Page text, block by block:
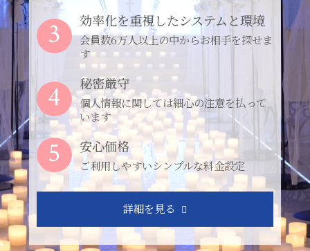
効率化を重視したシステムと環境
会員数6万人以上の中からお相手を探せま
す
3
秘密厳守
個人情報に関しては細心の注意を払って
います
4
安心価格
ご利用しやすいシンプルな料金設定
5
詳細を見る